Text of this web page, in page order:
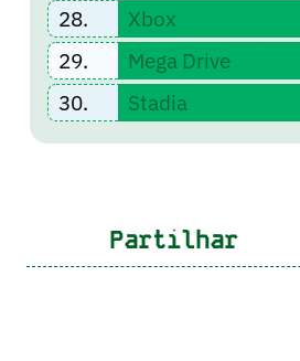
28.
Xbox
29.
Mega Drive
30.
Stadia
Partilhar